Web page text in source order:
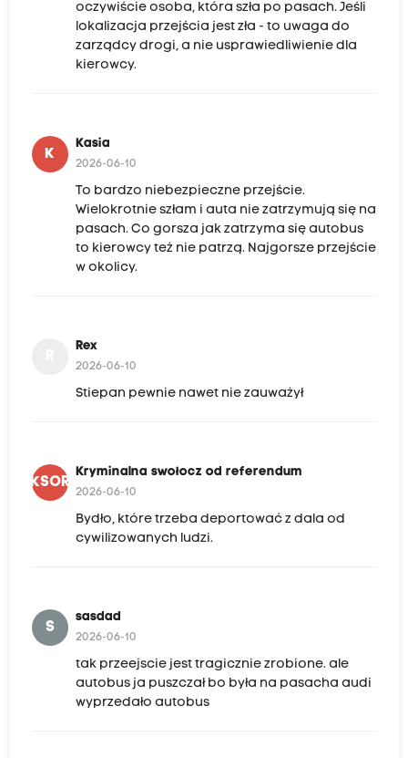
oczywiście osoba, która szła po pasach. Jeśli
lokalizacja przejścia jest zła - to uwaga do
zarządcy drogi, a nie usprawiedliwienie dla
kierowcy.
K
Kasia
2026-06-10
To bardzo niebezpieczne przejście.
Wielokrotnie szłam i auta nie zatrzymują się na
pasach. Co gorsza jak zatrzyma się autobus
to kierowcy też nie patrzą. Najgorsze przejście
w okolicy.
Rex
2026-06-10
Stiepan pewnie nawet nie zauważył
KSOR
Kryminalna swołocz od referendum
2026-06-10
Bydło, które trzeba deportować z dala od
cywilizowanych ludzi.
S
sasdad
2026-06-10
tak przeejscie jest tragicznie zrobione. ale
autobus ja puszczał bo była na pasacha audi
wyprzedało autobus